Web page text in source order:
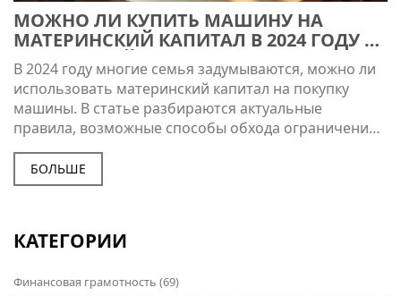
МОЖНО ЛИ КУПИТЬ МАШИНУ НА
МАТЕРИНСКИЙ КАПИТАЛ В 2024 ГОДУ —
ПОДРОБНЫЙ РАЗБОР
В 2024 году многие семья задумываются, можно ли
использовать материнский капитал на покупку
машины. В статье разбираются актуальные
правила, возможные способы обхода ограничений
и практические советы для тех, кто хочет улучшить
условия передвижения семьи. Обсуждаем мифы,
реальные истории и важные нюансы, чтобы не
выгодно.
БОЛЬШЕ
КАТЕГОРИИ
Финансовая грамотность (69)